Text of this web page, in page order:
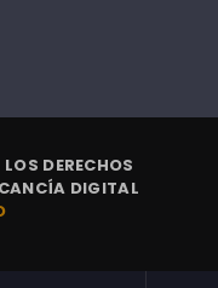
DERECHOS
DIGITAL